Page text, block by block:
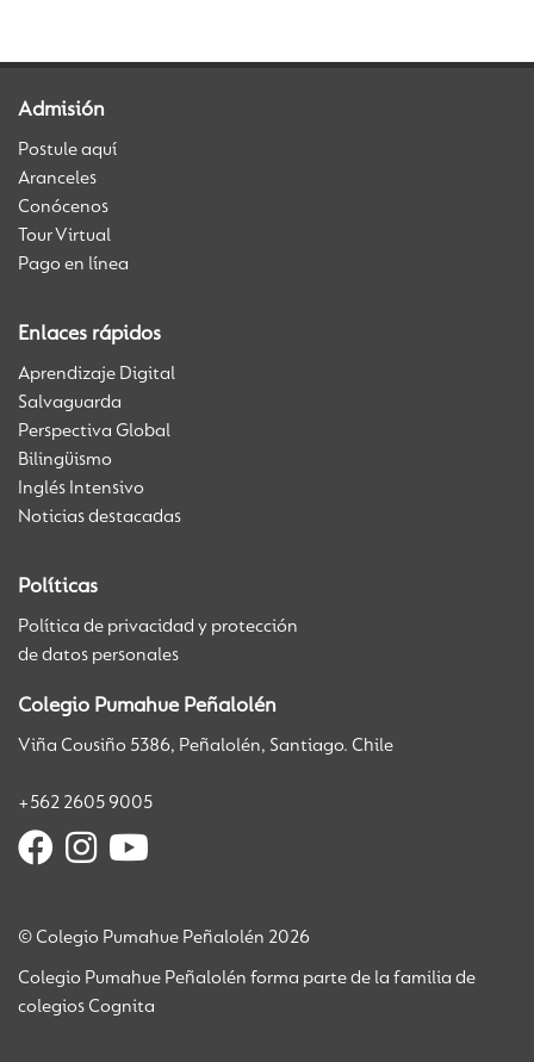
Admisión
Postule aquí
Aranceles
Conócenos
Tour Virtual
Pago en línea
Enlaces rápidos
Aprendizaje Digital
Salvaguarda
Perspectiva Global
Bilingüismo
Inglés Intensivo
Noticias destacadas
Políticas
Política de privacidad y protección
de datos personales
Colegio Pumahue Peñalolén
Viña Cousiño 5386, Peñalolén, Santiago. Chile
+562 2605 9005
© Colegio Pumahue Peñalolén 2026
Colegio Pumahue Peñalolén forma parte de la familia de
colegios Cognita